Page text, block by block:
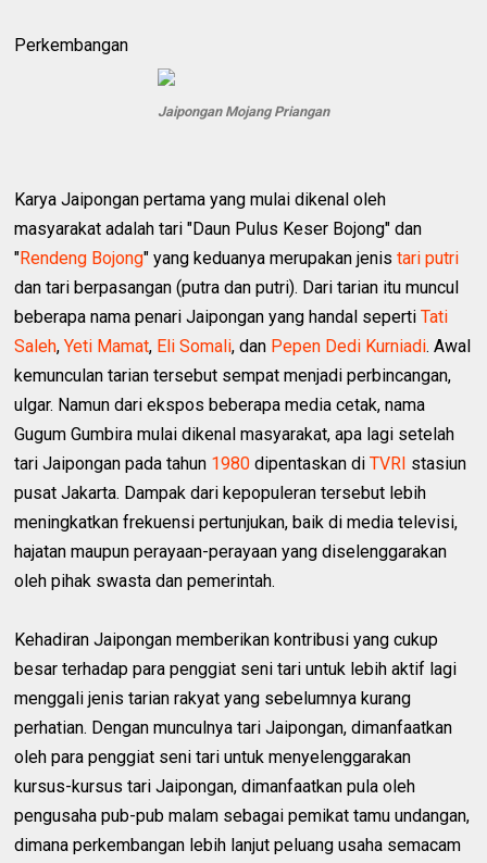
Perkembangan
Jaipongan Mojang Priangan
Karya Jaipongan pertama yang mulai dikenal oleh
masyarakat adalah tari "Daun Pulus Keser Bojong" dan
"Rendeng Bojong" yang keduanya merupakan jenistari putri
dan tari berpasangan (putra dan putri). Dari tarian itu muncul
beberapa nama penari Jaipongan yang handal sepertiTati
Saleh,Yeti Mamat, Eli Somali, dan Pepen Dedi Kurniadi. Awal
kemunculan tarian tersebut sempat menjadi perbincangan,
ulgar. Namun dari ekspos beberapa media cetak, nama
Gugum Gumbira mulai dikenal masyarakat, apa lagi setelah
tari Jaipongan pada tahun 1980 dipentaskan diTVRI stasiun
pusat Jakarta. Dampak dari kepopuleran tersebut lebih
meningkatkan frekuensi pertunjukan, baik di media televisi,
hajatan maupun perayaan-perayaan yang diselenggarakan
oleh pihak swasta dan pemerintah.
Kehadiran Jaipongan memberikan kontribusi yang cukup
besar terhadap para penggiat seni tari untuk lebih aktif lagi
menggali jenis tarian rakyat yang sebelumnya kurang
perhatian. Dengan munculnya tari Jaipongan, dimanfaatkan
oleh para penggiat seni tari untuk menyelenggarakan
kursus-kursus tari Jaipongan, dimanfaatkan pula oleh
pengusaha pub-pub malam sebagai pemikat tamu undangan,
dimana perkembangan lebih lanjut peluang usaha semacam